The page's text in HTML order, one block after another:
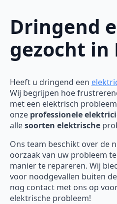
Dringend
gezocht in
Heeft u dringend een
Wij begrijpen hoe
met een elektrisch
onze professionele
allesoorten elektrische
Ons team beschikt over de
oorzaak van uw probleem
manier te repareren. Wij
voor noodgevallen buiten
nog contact met ons op
elektrische probleem!